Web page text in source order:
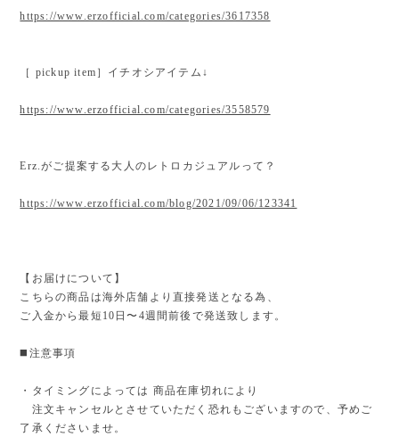
https://www.erzofficial.com/categories/3617358
［ pickup item］イチオシアイテム↓
https://www.erzofficial.com/categories/3558579
Erz.がご提案する大人のレトロカジュアルって？
https://www.erzofficial.com/blog/2021/09/06/123341
【お届けについて】
こちらの商品は海外店舗より直接発送となる為、
ご入金から最短10日〜4週間前後で発送致します。
◼️注意事項
・タイミングによっては 商品在庫切れにより
注文キャンセルとさせていただく恐れもございますので、予めご
了承くださいませ。